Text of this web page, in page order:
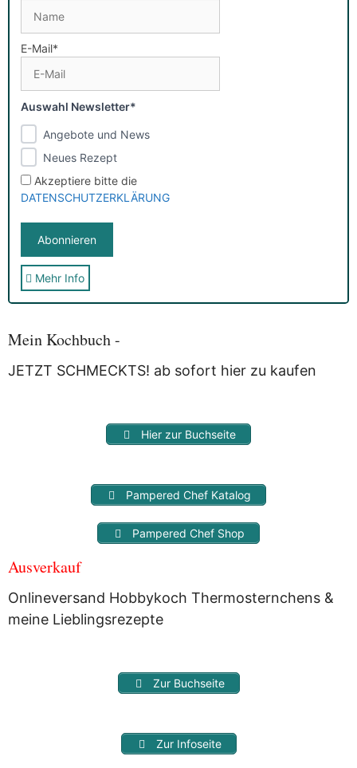
E-Mail*
Auswahl Newsletter*
Angebote und News
Neues Rezept
Akzeptiere bitte die
DATENSCHUTZERKLÄRUNG
Sie erhalten nach der Anmeldung eine E-Mail, in der Sie um
Speicherung und Verarbeitung Deiner Daten durch
Myfoodstory einverstanden. Deine Daten werden
Dritte weitergegeben und dienen nur für diesen Service!
Mehr Info
Mein Kochbuch -
JETZT SCHMECKTS! ab sofort hier zu kaufen
Hier zur Buchseite
Pampered Chef Katalog
Pampered Chef Shop
Ausverkauf
Onlineversand Hobbykoch Thermosternchens &
meine Lieblingsrezepte
Zur Buchseite
Zur Infoseite